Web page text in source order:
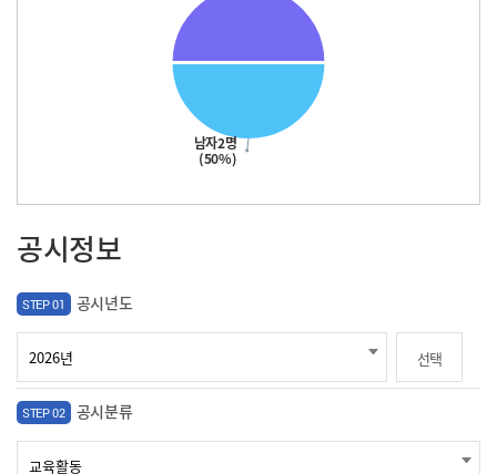
남자2명
(50%)
공시정보
STEP 01 공시년도
선택
STEP 02 공시분류